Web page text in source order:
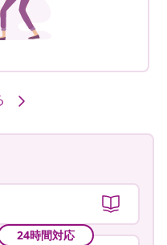
24時間対応